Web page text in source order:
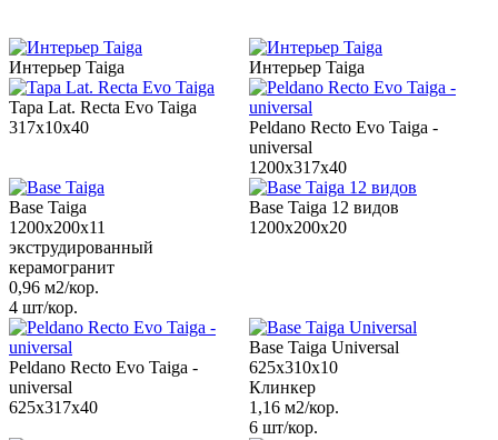
Интерьер Taiga Интерьер Taiga
Tapa Lat. Recta Evo Taiga
317x10x40
Peldano Recto Evo Taiga -
universal
1200x317x40
Base Taiga
1200x200x11
экструдированный
керамогранит
0,96 м2/кор.
4 шт/кор.
Base Taiga 12 видов
1200х200х20
Peldano Recto Evo Taiga -
universal
625x317x40
Base Taiga Universal
625x310x10
Клинкер
1,16 м2/кор.
6 шт/кор.